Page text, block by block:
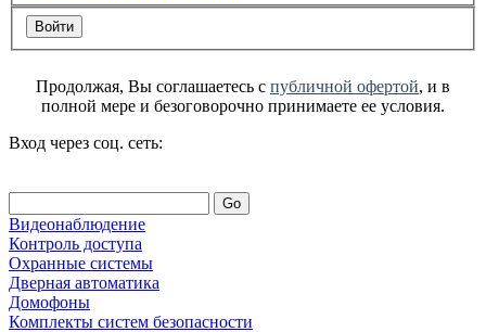
Продолжая, Вы соглашаетесь с публичной офертой, и в
полной мере и безоговорочно принимаете ее условия.
Вход через соц. сеть:
Go
Видеонаблюдение
Контроль доступа
Охранные системы
Дверная автоматика
Домофоны
Комплекты систем безопасности